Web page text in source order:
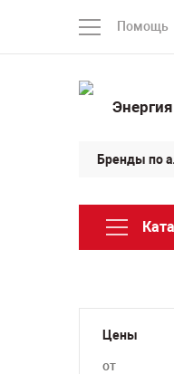
Помощь
Энергия
Бренды по
Цены
от